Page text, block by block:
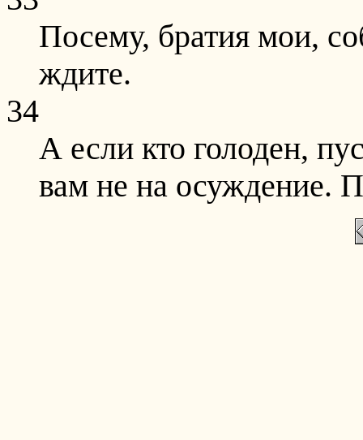
Посему, братия мои,
ждите.
34
А если кто голоден,
вам не на осуждение.